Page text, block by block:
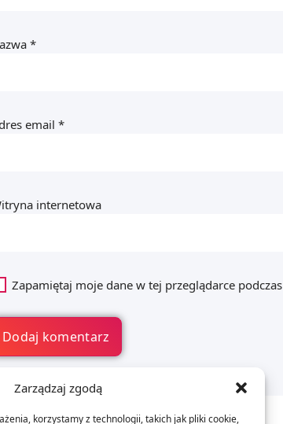
Zarządzaj zgodą
korzystamy z technologii, takich jak pliki cookie,
*
email *
internetowa
Zapamiętaj moje dane w tej przeglądarce